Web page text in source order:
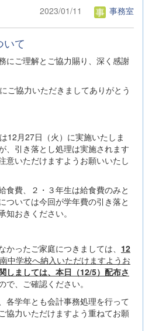
2023/01/11
事務室
いて
にご理解とご協力賜り、深く感謝
ご協力いただきましてありがとう
12月27日（火）に実施いたしま
、引き落とし処理は実施されます
意いただけますようお願いいたし
食費、２・３年生は給食費のみと
ついては今回が学年費の引き落と
知おきください。
かったご家庭につきましては、 12
中学校へ納入いただけますようお
しましては、本日（12/5）配布さ
で、ご確認ください。
各学年とも会計事務処理を行って
協力いただけますよう重ねてお願